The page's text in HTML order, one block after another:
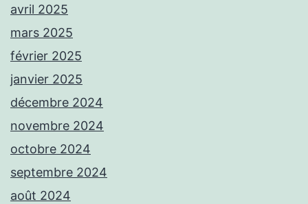
avril 2025
mars 2025
février 2025
janvier 2025
décembre 2024
novembre 2024
octobre 2024
septembre 2024
août 2024